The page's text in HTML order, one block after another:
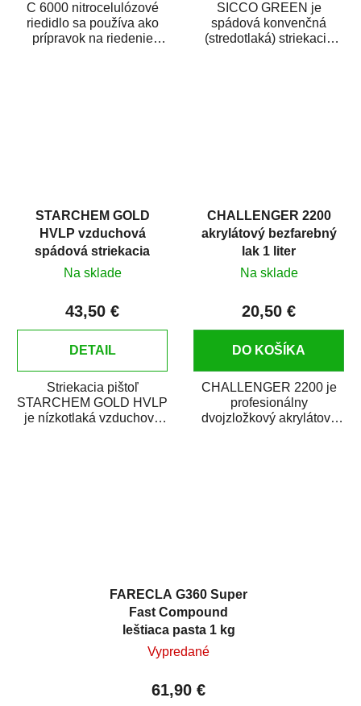
C 6000 nitrocelulózové
riedidlo sa používa ako
prípravok na riedenie
SICCO GREEN je
spádová konvenčná
(stredotlaká) striekacia
STARCHEM GOLD
HVLP vzduchová
spádová striekacia
pištoľ
Na sklade
43,50 €
DETAIL
Striekacia pištoľ
STARCHEM GOLD HVLP
je nízkotlaká vzduchová
CHALLENGER 2200
akrylátový bezfarebný
lak 1 liter
Na sklade
20,50 €
DO KOŠÍKA
CHALLENGER 2200 je
profesionálny
dvojzložkový akrylátový
FARECLA G360 Super
Fast Compound
leštiaca pasta 1 kg
Vypredané
61,90 €